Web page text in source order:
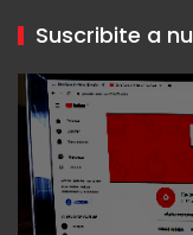
Suscribite a